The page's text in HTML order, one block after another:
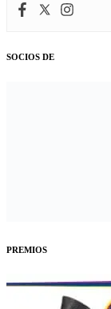
SOCIOS DE
PREMIOS